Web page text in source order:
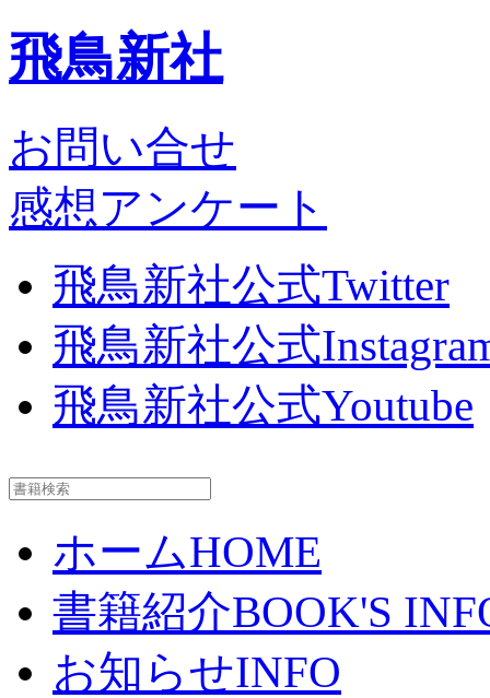
飛鳥新社
お問い合せ
感想アンケート
飛鳥新社公式Twitter
飛鳥新社公式
飛鳥新社公式Youtube
ホームHOME
書籍紹介BOOK'S
お知らせINFO